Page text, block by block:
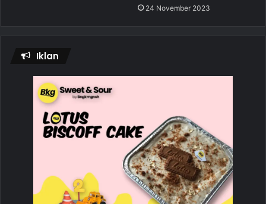
24 November 2023
Iklan